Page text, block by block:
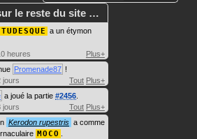
le reste du site …
TUDESQUE a un étymon
heures
Plus+
Promenade87 !
jours
Tout Plus+
a joué la partie #2456
jours
Tout Plus+
Kerodon rupestris a comme
MOCO